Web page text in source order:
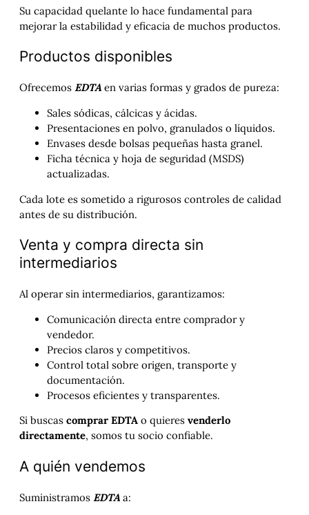
Su capacidad quelante lo hace fundamental para
mejorar la estabilidad y eficacia de muchos productos.
Productos disponibles
Ofrecemos EDTA en varias formas y grados de pureza:
Sales sódicas, cálcicas y ácidas.
Presentaciones en polvo, granulados o líquidos.
Envases desde bolsas pequeñas hasta granel.
Ficha técnica y hoja de seguridad (MSDS)
actualizadas.
Cada lote es sometido a rigurosos controles de calidad
antes de su distribución.
Venta y compra directa sin
intermediarios
Al operar sin intermediarios, garantizamos:
Comunicación directa entre comprador y
vendedor.
Precios claros y competitivos.
Control total sobre origen, transporte y
documentación.
Procesos eficientes y transparentes.
Si buscas comprar EDTA o quieres venderlo
directamente, somos tu socio confiable.
A quién vendemos
Suministramos EDTA a: